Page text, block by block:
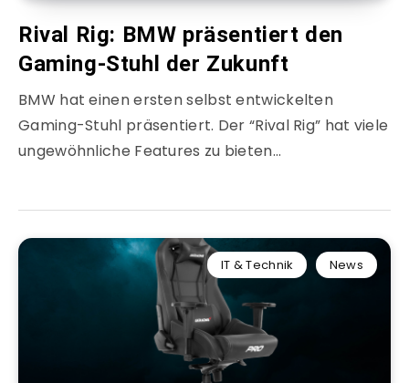
Rival Rig: BMW präsentiert den
Gaming-Stuhl der Zukunft
BMW hat einen ersten selbst entwickelten
Gaming-Stuhl präsentiert. Der “Rival Rig” hat viele
ungewöhnliche Features zu bieten…
IT & Technik News